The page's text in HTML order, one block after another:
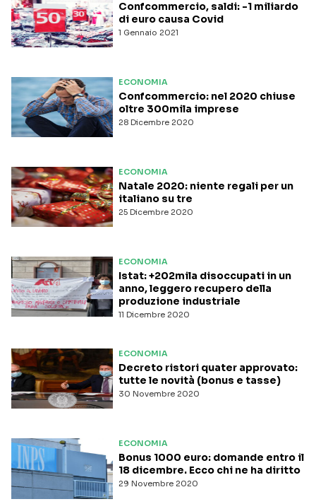
1 Gennaio 2021
Confcommercio, saldi: -1 miliardo
di euro causa Covid
ECONOMIA
28 Dicembre 2020
Confcommercio: nel 2020 chiuse
oltre 300mila imprese
ECONOMIA
25 Dicembre 2020
Natale 2020: niente regali per un
italiano su tre
ECONOMIA
11 Dicembre 2020
Istat: +202mila disoccupati in un
anno, leggero recupero della
produzione industriale
ECONOMIA
30 Novembre 2020
Decreto ristori quater approvato:
tutte le novità (bonus e tasse)
ECONOMIA
29 Novembre 2020
Bonus 1000 euro: domande entro il
18 dicembre. Ecco chi ne ha diritto